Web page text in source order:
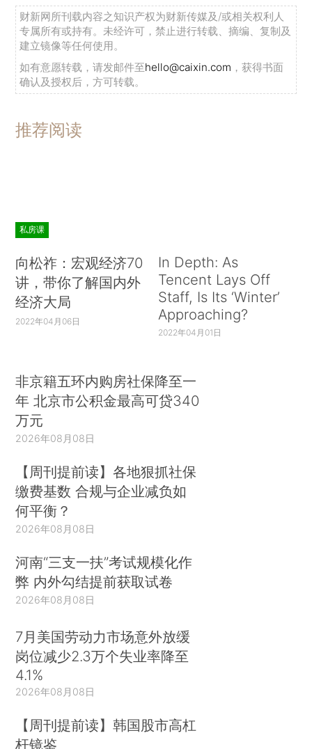
财新网所刊载内容之知识产权为财新传媒及/或相关权利人
专属所有或持有。未经许可，禁止进行转载、摘编、复制及
建立镜像等任何使用。
如有意愿转载，请发邮件至hello@caixin.com ，获得书面
确认及授权后，方可转载。
推荐阅读
私房课
向松祚：宏观经济70
讲，带你了解国内外
经济大局
2022年04月06日
In Depth: As
Tencent Lays Off
Staff, Is Its ‘Winter’
Approaching?
2022年04月01日
非京籍五环内购房社保降至一
年 北京市公积金最高可贷340
万元
2026年08月08日
【周刊提前读】各地狠抓社保
缴费基数 合规与企业减负如
何平衡？
2026年08月08日
河南“三支一扶”考试规模化作
弊 内外勾结提前获取试卷
2026年08月08日
7月美国劳动力市场意外放缓
岗位减少2.3万个失业率降至
4.1%
2026年08月08日
【周刊提前读】韩国股市高杠
杆镜鉴